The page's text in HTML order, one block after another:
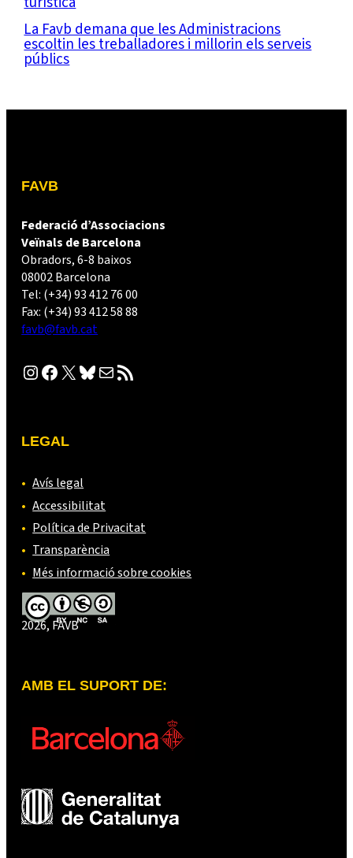
La Favb demana que les Administracions
escoltin les treballadores i millorin els serveis
públics
FAVB
Federació d’Associacions
Veïnals de Barcelona
Obradors, 6-8 baixos
08002 Barcelona
Tel: (+34) 93 412 76 00
Fax: (+34) 93 412 58 88
favb@favb.cat
InstagramFacebook X Bluesky Correu electrònic Canal RSS
LEGAL
Avís legal
Accessibilitat
Política de Privacitat
Transparència
Més informació sobre cookies
2026, FAVB
AMB EL SUPORT DE: